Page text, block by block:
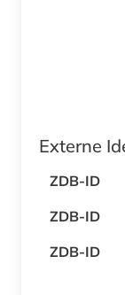
Externe
ZDB-ID
ZDB-ID
ZDB-ID